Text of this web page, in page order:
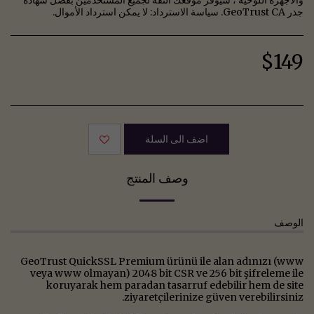
جذر GeoTrust CA. سياسة الاسترداد: لا يمكن استرداد الأموال.
$149
اضف الى السلة
وصف المنتج
الوصف
GeoTrust QuickSSL Premium ürünü ile alan adınızı (www
veya www olmayan) 2048 bit CSR ve 256 bit şifreleme ile
koruyarak hem paradan tasarruf edebilir hem de site
ziyaretçilerinize güven verebilirsiniz.